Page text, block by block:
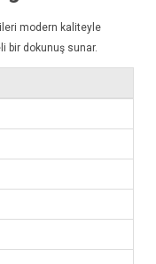
modern kaliteyle
bir dokunuş sunar.